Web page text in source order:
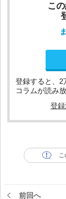
こ
登録すると、2
コラムが読み
登
こ
前回へ